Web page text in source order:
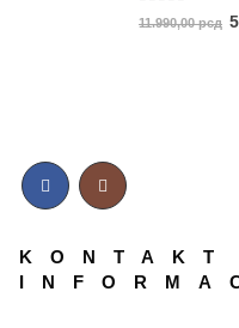
5.00out of 5
11.990,00рсд
KONTAKT